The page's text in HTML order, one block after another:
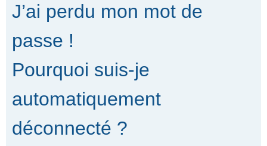
J’ai perdu mon mot de
passe !
Pourquoi suis-je
automatiquement
déconnecté ?